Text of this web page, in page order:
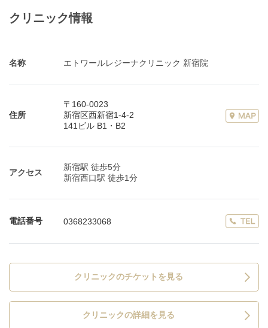
クリニック情報
名称 エトワールレジーナクリニック 新宿院
住所
〒160-0023
新宿区西新宿1-4-2
141ビル B1・B2
アクセス
新宿駅 徒歩5分
新宿西口駅 徒歩1分
電話番号 0368233068
クリニックのチケットを見る
クリニックの詳細を見る